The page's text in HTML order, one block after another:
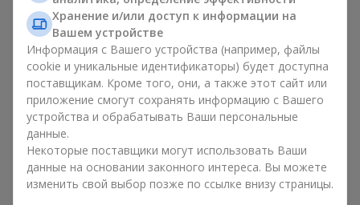
меньше, чем наполнение. Именно праздничное оформление
превращает обычный букет в корзине из фруктов в
гастрономический подарок. В компании
Flowers.ua
мы
всегда учитываем пожелания клиента при создании декора.
При формировании композиции используются натуральные
материалы, продуманная упаковка вкуса и, конечно,
декоративные элементы, соответствующие событию.
По желанию клиента корзина с фруктами может быть
оформлена в прозрачной пленке или стильной коробке —
всегда с праздничной подачей, которая выглядит аккуратно
и презентабельно.
Хранение и/или доступ к информации на
Вашем устройстве
Информация с Вашего устройства (например, файлы
cookie и уникальные идентификаторы) будет доступна
поставщикам. Кроме того, они, а также этот сайт или
приложение смогут сохранять информацию с Вашего
устройства и обрабатывать Ваши персональные
данные.
Некоторые поставщики могут использовать Ваши
данные на основании законного интереса. Вы можете
изменить свой выбор позже по ссылке внизу страницы.